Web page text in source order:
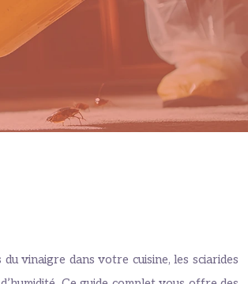
vinaigre dans votre cuisine, les sciarides